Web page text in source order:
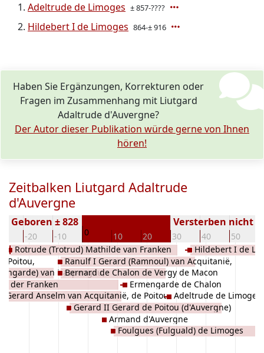
Adeltrude de Limoges ± 857-????
Hildebert I de Limoges 864-± 916
Haben Sie Ergänzungen, Korrekturen oder
Fragen im Zusammenhang mit Liutgard
Adaltrude d'Auvergne?
Der Autor dieser Publikation würde gerne von Ihnen
hören!
Zeitbalken Liutgard Adaltrude
d'Auvergne
-20 -10 0 10 20 30 40 50
Geboren ± 828 Versterben nicht
Poitou,
van Haspengau,
der Franken
Gerard Anselm van Acquitanië, de Poitou
Rotrude (Trotrud) Mathilde van Franken
Ranulf I Gerard (Ramnoul) van Acquitanië,
de Poitou, d'Auvergne
Bernard de Chalon de Vergy de Macon
Gerard II Gerard de Poitou (d'Auvergne)
Armand d'Auvergne
Foulgues (Fulguald) de Limoges
Ermengarde de Chalon
Adeltrude de Limoges
Hildebert I de